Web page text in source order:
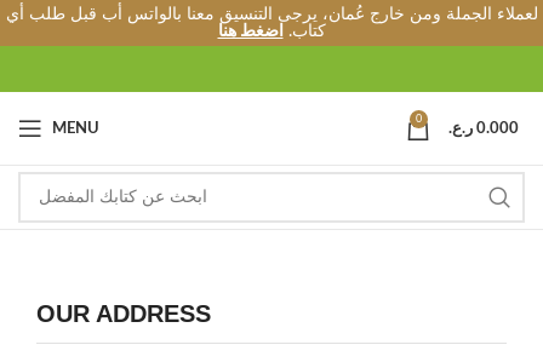
لعملاء الجملة ومن خارج عُمان، يرجى التنسيق معنا بالواتس أب قبل طلب أي
كتاب.
اضغط هنا
MENU
0
0.000 ر.ع.
OUR ADDRESS